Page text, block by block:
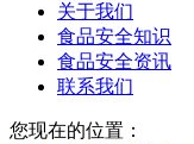
关于我们
食品安全知识
食品安全资讯
联系我们
您现在的位置：